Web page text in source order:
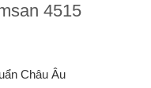
4515
Châu Âu